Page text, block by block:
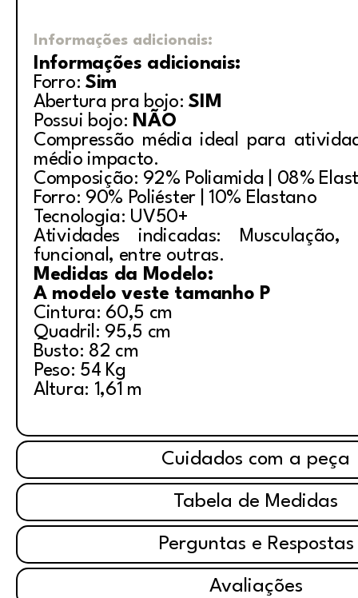
Informações adicionais:
Informações adicionais:
Forro: Sim
Abertura pra bojo:SIM
Possui bojo: NÃO
Compressão média ideal para
médio impacto.
Composição: 92% Poliamida | 08%
Forro: 90% Poliéster | 10% Elastano
Tecnologia: UV50+
Atividades indicadas:
funcional, entre outras.
Medidas da Modelo:
A modelo veste tamanho P
Cintura: 60,5 cm
Quadril: 95,5 cm
Busto: 82 cm
Peso: 54 Kg
Altura: 1,61 m
Cuidados com a peça
Tabela de Medidas
Perguntas e Respostas
Avaliações